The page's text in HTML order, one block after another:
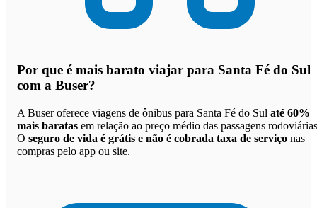
Por que é mais barato viajar para Santa Fé do Sul
com a Buser?
A Buser oferece viagens de ônibus para Santa Fé do Sul até 60%
mais baratas em relação ao preço médio das passagens
O seguro de vida é grátis e não é cobrada taxa de serviço nas
compras pelo app ou site.